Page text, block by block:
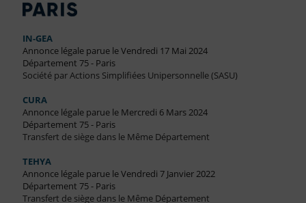
IN-GEA
Annonce légale parue le Vendredi 17 Mai 2024
Département 75 - Paris
Société par Actions Simplifiées Unipersonnelle (SASU)
CURA
Annonce légale parue le Mercredi 6 Mars 2024
Département 75 - Paris
Transfert de siège dans le Même Département
TEHYA
Annonce légale parue le Vendredi 7 Janvier 2022
Département 75 - Paris
Transfert de siège dans le Même Département